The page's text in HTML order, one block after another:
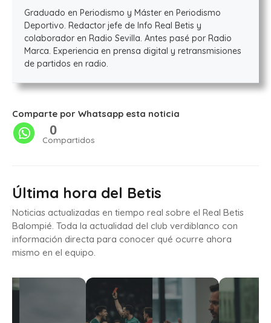
Graduado en Periodismo y Máster en Periodismo
Deportivo. Redactor jefe de Info Real Betis y
colaborador en Radio Sevilla. Antes pasé por Radio
Marca. Experiencia en prensa digital y retransmisiones
de partidos en radio.
Comparte por Whatsapp esta noticia
0
Compartidos
Última hora del Betis
Noticias actualizadas en tiempo real sobre el Real Betis
Balompié. Toda la actualidad del club verdiblanco con
información directa para conocer qué ocurre ahora
mismo en el equipo.